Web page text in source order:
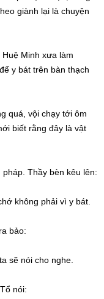
giành lại là chuyện
Minh xưa làm
y bát trên bàn thạch
quá, vội chạy tới ôm
biết rằng đây là vật
Thầy bèn kêu lên:
không phải vì y bát.
bảo:
sẽ nói cho nghe.
nói: